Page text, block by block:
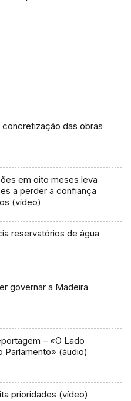
concretização das obras
em oito meses leva
a perder a confiança
(vídeo)
reservatórios de água
governar a Madeira
– «O Lado
Parlamento» (áudio)
prioridades (vídeo)